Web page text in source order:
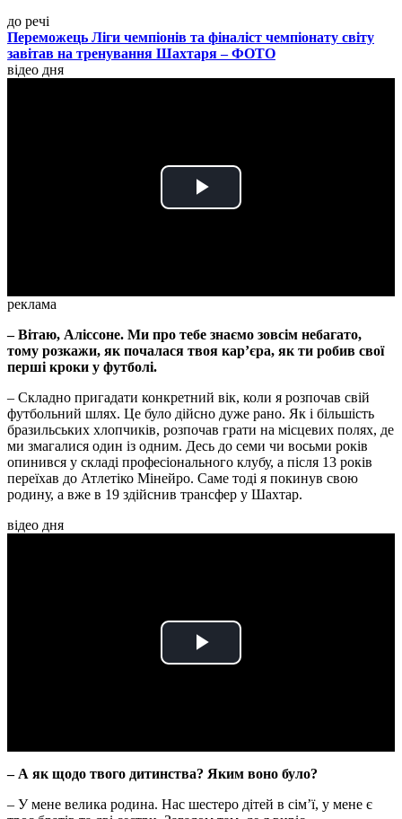
до речі
Переможець Ліги чемпіонів та фіналіст чемпіонату світу
завітав на тренування Шахтаря – ФОТО
відео дня
Play
реклама
– Вітаю, Аліссоне. Ми про тебе знаємо зовсім небагато,
тому розкажи, як почалася твоя карʼєра, як ти робив свої
перші кроки у футболі.
– Складно пригадати конкретний вік, коли я розпочав свій
футбольний шлях. Це було дійсно дуже рано. Як і більшість
бразильських хлопчиків, розпочав грати на місцевих полях, де
ми змагалися один із одним. Десь до семи чи восьми років
опинився у складі професіонального клубу, а після 13 років
переїхав до Атлетіко Мінейро. Саме тоді я покинув свою
родину, а вже в 19 здійснив трансфер у Шахтар.
відео дня
Play
– А як щодо твого дитинства? Яким воно було?
– У мене велика родина. Нас шестеро дітей в сімʼї, у мене є